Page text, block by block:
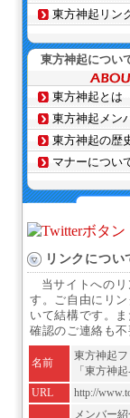
東方神起リン
東方神起につい
東方神起とは
東方神起メン
東方神起の歴
マナーについ
リンクについ
当サイトへの
す。ご自由にリ
いて結構です。
確認のご連絡も不
名前
東方神起
「東方神起
URL
http://
メンバー